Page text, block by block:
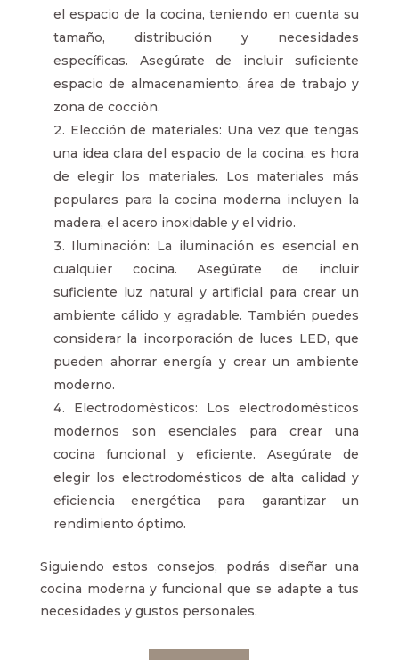
el espacio de la cocina, teniendo en cuenta su
tamaño, distribución y necesidades
específicas. Asegúrate de incluir suficiente
espacio de almacenamiento, área de trabajo y
zona de cocción.
Elección de materiales: Una vez que tengas
una idea clara del espacio de la cocina, es hora
de elegir los materiales. Los materiales más
populares para la cocina moderna incluyen la
madera, el acero inoxidable y el vidrio.
Iluminación: La iluminación es esencial en
cualquier cocina. Asegúrate de incluir
suficiente luz natural y artificial para crear un
ambiente cálido y agradable. También puedes
considerar la incorporación de luces LED, que
pueden ahorrar energía y crear un ambiente
moderno.
Electrodomésticos: Los electrodomésticos
modernos son esenciales para crear una
cocina funcional y eficiente. Asegúrate de
elegir los electrodomésticos de alta calidad y
eficiencia energética para garantizar un
rendimiento óptimo.
Siguiendo estos consejos, podrás diseñar una
cocina moderna y funcional que se adapte a tus
necesidades y gustos personales.